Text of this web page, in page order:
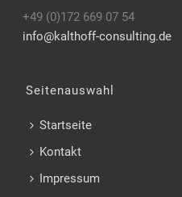
+49 (0)172 669 07 54
info@kalthoff-consulting.de
Seitenauswahl
Startseite
Kontakt
Impressum